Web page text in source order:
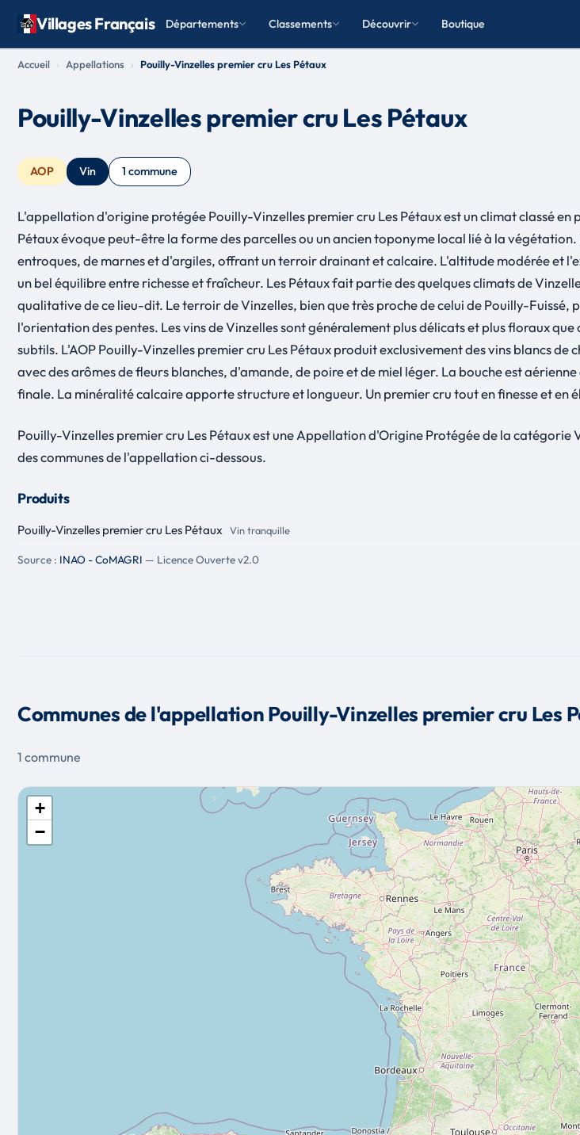
Villages Français Départements Classements Découvrir Boutique
Accueil Appellations Pouilly-Vinzelles premier cru Les Pétaux
Pouilly-Vinzelles premier cru Les Pétaux
AOP Vin 1 commune
L'appellation d'origine protégée Pouilly-Vinzelles premier cru Les Pétaux est un climat classé en
Pétaux évoque peut-être la forme des parcelles ou un ancien toponyme local lié à la
entroques, de marnes et d'argiles, offrant un terroir drainant et calcaire. L'altitude modérée et
un bel équilibre entre richesse et fraîcheur. Les Pétaux fait partie des quelques climats de
qualitative de ce lieu-dit. Le terroir de Vinzelles, bien que très proche de celui de Pouilly-Fuissé,
l'orientation des pentes. Les vins de Vinzelles sont généralement plus délicats et plus floraux
subtils. L'AOP Pouilly-Vinzelles premier cru Les Pétaux produit exclusivement des vins blancs
avec des arômes de fleurs blanches, d'amande, de poire et de miel léger. La bouche est
finale. La minéralité calcaire apporte structure et longueur. Un premier cru tout en finesse et en
Pouilly-Vinzelles premier cru Les Pétaux est une Appellation d'Origine Protégée de la catégorie
des communes de l'appellation ci-dessous.
Produits
Pouilly-Vinzelles premier cru Les Pétaux Vin tranquille
Source : INAO - CoMAGRI — Licence Ouverte v2.0
Communes de l'appellation Pouilly-Vinzelles premier cru Les
1 commune
+
−